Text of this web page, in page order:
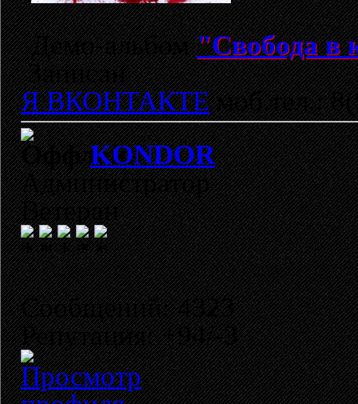
Демо-альбом"Свобода в
Записан
Я ВКОНТАКТЕмоб.тел.:
KONDOR
Администратор
Ветеран
Сообщений: 4323
Репутация: +94/-3